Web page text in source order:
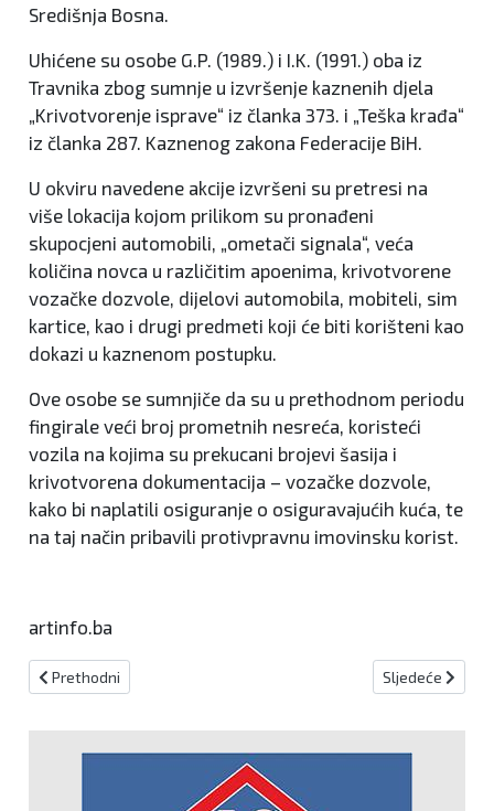
Središnja Bosna.
Uhićene su osobe G.P. (1989.) i I.K. (1991.) oba iz
Travnika zbog sumnje u izvršenje kaznenih djela
„Krivotvorenje isprave“ iz članka 373. i „Teška krađa“
iz članka 287. Kaznenog zakona Federacije BiH.
U okviru navedene akcije izvršeni su pretresi na
više lokacija kojom prilikom su pronađeni
skupocjeni automobili, „ometači signala“, veća
količina novca u različitim apoenima, krivotvorene
vozačke dozvole, dijelovi automobila, mobiteli, sim
kartice, kao i drugi predmeti koji će biti korišteni kao
dokazi u kaznenom postupku.
Ove osobe se sumnjiče da su u prethodnom periodu
fingirale veći broj prometnih nesreća, koristeći
vozila na kojima su prekucani brojevi šasija i
krivotvorena dokumentacija – vozačke dozvole,
kako bi naplatili osiguranje o osiguravajućih kuća, te
na taj način pribavili protivpravnu imovinsku korist.
artinfo.ba
Prethodni članak: 500 prekršajnih naloga i 11 kaznenih djela
Prethodni Sljedeći
Sljedeće